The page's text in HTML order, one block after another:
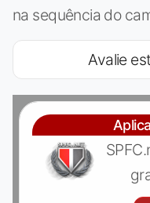
na sequência do
Avalie